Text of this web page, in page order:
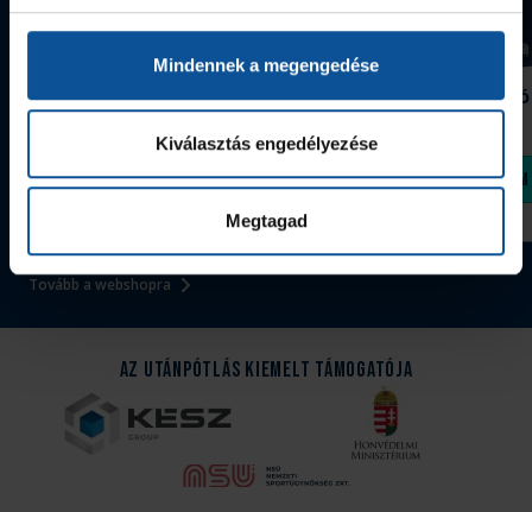
Mindennek a megengedése
Kiválasztás engedélyezése
Megtagad
Tovább a webshopra
Grafitceruza 25/26
390 Ft
Megvásárolom
Szeged
Megvásárolom
Az Utánpótlás kiemelt támogatója